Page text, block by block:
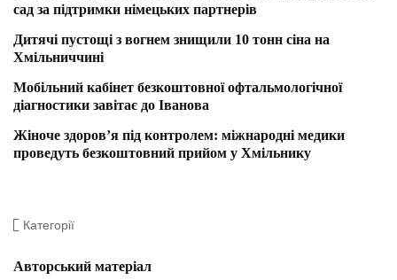
сад за підтримки німецьких партнерів
Дитячі пустощі з вогнем знищили 10 тонн сіна на
Хмільниччині
Мобільний кабінет безкоштовної офтальмологічної
діагностики завітає до Іванова
Жіноче здоров’я під контролем: міжнародні медики
проведуть безкоштовний прийом у Хмільнику
Категорії
Авторський матеріал